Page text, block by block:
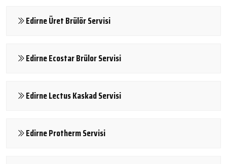
Edirne Üret Brülör Servisi
Edirne Ecostar Brülor Servisi
Edirne Lectus Kaskad Servisi
Edirne Protherm Servisi